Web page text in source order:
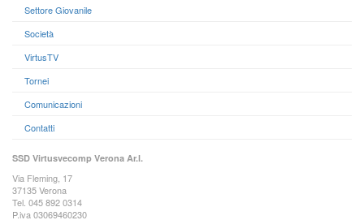
Settore Giovanile
Società
VirtusTV
Tornei
Comunicazioni
Contatti
SSD Virtusvecomp Verona Ar.l.
Via Fleming, 17
37135 Verona
Tel. 045 892 0314
P.iva 03069460230